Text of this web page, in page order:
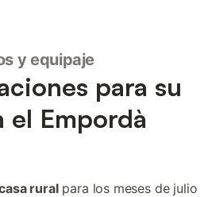
y equipaje
para su
el Empordà
ruralpara los meses de julio